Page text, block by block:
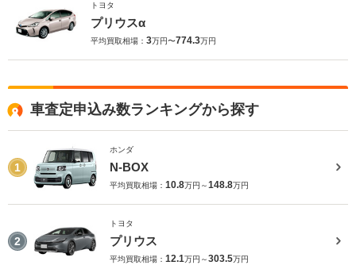
トヨタ
プリウスα
平均買取相場： 3万円〜774.3万円
車査定申込み数ランキングから探す
1
ホンダ
N-BOX
平均買取相場： 10.8万円～148.8万円
2
トヨタ
プリウス
平均買取相場： 12.1万円～303.5万円